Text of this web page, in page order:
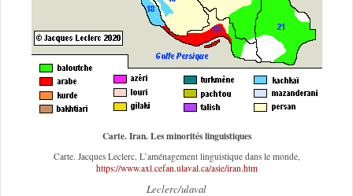
Carte. Iran. Les minorités linguistiques
Carte. Jacques Leclerc, L’aménagement linguistique dans le monde,
https://www.axl.cefan.ulaval.ca/asie/iran.htm
Leclerc/ulaval